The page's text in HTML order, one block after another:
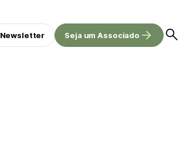
Newsletter Seja um Associado